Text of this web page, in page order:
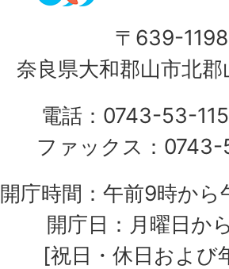
〒639-1198
奈良県大和郡山市北
電話：0743-53-
ファックス：
開庁時間：午前9時か
開庁日：月曜日か
[祝日・休日および